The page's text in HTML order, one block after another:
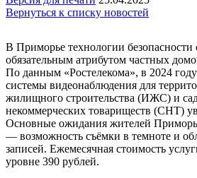
Вернуться к списку новостей
В Приморье технологии безопасности
обязательным атрибутом частных
По данным «Ростелекома», в 2024
системы видеонаблюдения для
жилищного строительства (ИЖС) и
некоммерческих товариществ (СНТ)
Основные ожидания жителей
— возможность съёмки в темноте и
записей. Ежемесячная стоимость
уровне 390 рублей.